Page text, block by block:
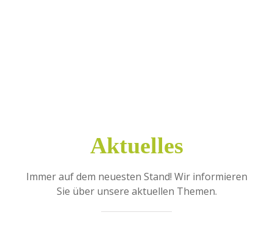
Aktuelles
Immer auf dem neuesten Stand! Wir informieren
Sie über unsere aktuellen Themen.